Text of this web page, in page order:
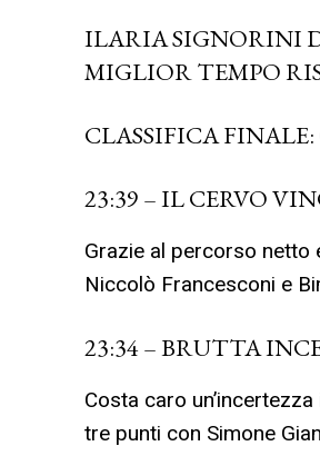
ILARIA SIGNORINI
MIGLIOR TEMPO
CLASSIFICA
23:39 – IL CERVO
Grazie al percorso netto
Niccolò Francesconi e
23:34 – BRUTTA
Costa caro
tre punti con Simone